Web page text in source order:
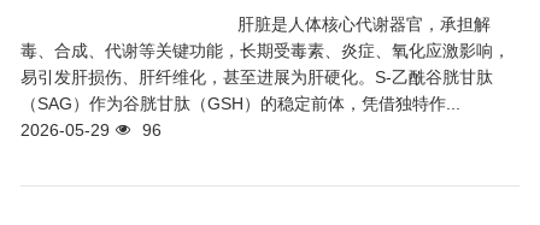
肝脏是人体核心代谢器官，承担解
毒、合成、代谢等关键功能，长期受毒素、炎症、氧化应激影响，
易引发肝损伤、肝纤维化，甚至进展为肝硬化。S-乙酰谷胱甘肽
（SAG）作为谷胱甘肽（GSH）的稳定前体，凭借独特作...
2026-05-29
96